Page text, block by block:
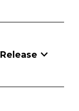
Release